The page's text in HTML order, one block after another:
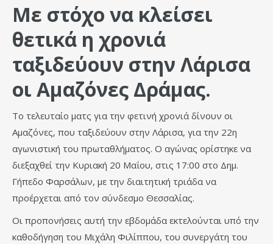
Με στόχο να κλείσει
θετικά η χρονιά
ταξιδεύουν στην Λάρισα
οι Αμαζόνες Δράμας.
Το τελευταίο ματς για την φετινή χρονιά δίνουν οι
Αμαζόνες, που ταξιδεύουν στην Λάρισα, για την 22η
αγωνιστική του πρωταθλήματος. Ο αγώνας ορίστηκε να
διεξαχθεί την Κυριακή 20 Μαΐου, στις 17:00 στο Δημ.
Γήπεδο Φαρσάλων, με την διαιτητική τριάδα να
προέρχεται από τον σύνδεσμο Θεσσαλίας.
Οι προπονήσεις αυτή την εβδομάδα εκτελούνται υπό την
καθοδήγηση του Μιχάλη Φιλίππου, του συνεργάτη του